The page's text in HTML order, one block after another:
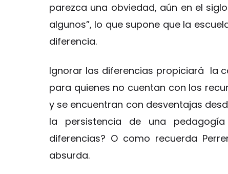
parezca una obviedad, aún en el
algunos”, lo que supone que la
diferencia.
Ignorar las diferencias propiciará la
para quienes no cuentan con los
y se encuentran con desventajas
la persistencia de una
diferencias? O como recuerda
absurda.